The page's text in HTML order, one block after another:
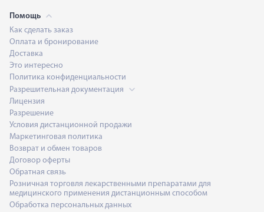
Помощь
Как сделать заказ
Оплата и бронирование
Доставка
Это интересно
Политика конфиденциальности
Разрешительная документация
Лицензия
Разрешение
Условия дистанционной продажи
Маркетинговая политика
Возврат и обмен товаров
Договор оферты
Обратная связь
Розничная торговля лекарственными препаратами для
медицинского применения дистанционным способом
Обработка персональных данных